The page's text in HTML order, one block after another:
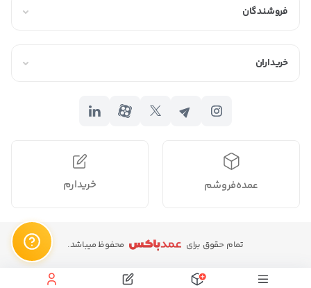
فروشندگان
خریداران
عمده‌فروشم خریدارم
تمام حقوق برای محفوظ میباشد.